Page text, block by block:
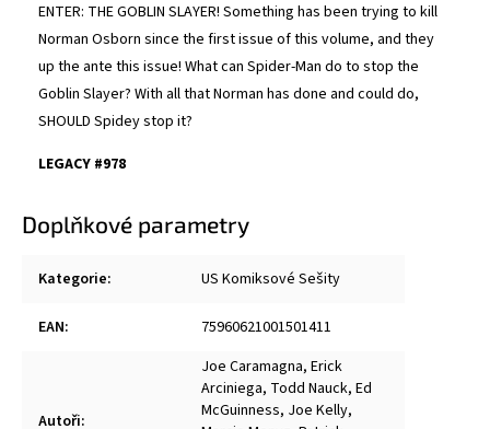
ENTER: THE GOBLIN SLAYER! Something has been trying to kill
Norman Osborn since the first issue of this volume, and they
up the ante this issue! What can Spider-Man do to stop the
Goblin Slayer? With all that Norman has done and could do,
SHOULD Spidey stop it?
LEGACY #978
Doplňkové parametry
Kategorie: US Komiksové Sešity
EAN: 75960621001501411
Autoři:
Joe Caramagna, Erick
Arciniega, Todd Nauck, Ed
McGuinness, Joe Kelly,